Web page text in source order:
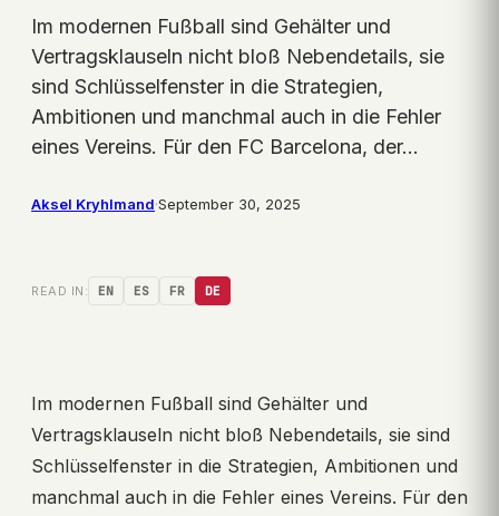
Im modernen Fußball sind Gehälter und
Vertragsklauseln nicht bloß Nebendetails, sie
sind Schlüsselfenster in die Strategien,
Ambitionen und manchmal auch in die Fehler
eines Vereins. Für den FC Barcelona, der…
Aksel Kryhlmand·September 30, 2025
READ IN: EN ES FR DE
Im modernen Fußball sind Gehälter und
Vertragsklauseln nicht bloß Nebendetails, sie sind
Schlüsselfenster in die Strategien, Ambitionen und
manchmal auch in die Fehler eines Vereins. Für den